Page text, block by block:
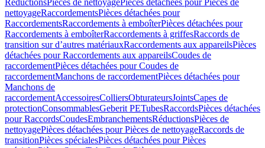
RéductionsPièces de nettoyagePièces détachées pour Pièces de
nettoyageRaccordementsPièces détachées pour
RaccordementsRaccordements à emboîterPièces détachées pour
Raccordements à emboîterRaccordements à griffesRaccords de
transition sur d’autres matériauxRaccordements aux appareilsPièces
détachées pour Raccordements aux appareilsCoudes de
raccordementPièces détachées pour Coudes de
raccordementManchons de raccordementPièces détachées pour
Manchons de
raccordementAccessoiresColliersObturateursJointsCapes de
protectionConsommablesGeberit PETubesRaccordsPièces détachées
pour RaccordsCoudesEmbranchementsRéductionsPièces de
nettoyagePièces détachées pour Pièces de nettoyageRaccords de
transitionPièces spécialesPièces détachées pour Pièces